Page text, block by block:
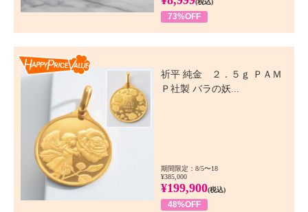
73%OFF
祈平 純金 ２．５ｇ ＰＡＭ
Ｐ社製 バラの妖...
期間限定：8/5〜18
¥385,000
¥199,900(税込)
48%OFF